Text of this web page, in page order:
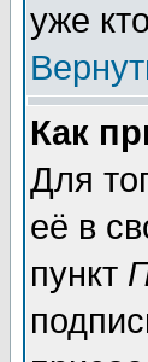
уже
Как
Для
её в
пункт